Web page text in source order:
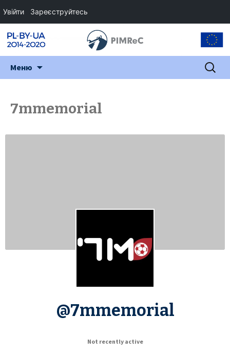
Меню Пошук:
7mmemorial
@7mmemorial
Not recently active
Увійти Зареєструйтесь